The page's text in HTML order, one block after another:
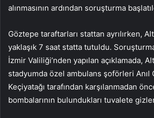
alınmasının ardından soruşturma
Göztepe taraftarları stattan ayrılırken,
yaklaşık 7 saat statta tutuldu.
İzmir Valiliği’nden yapılan açıklamada,
stadyumda özel ambulans şoförleri Anıl
Keçiyatağı tarafından karşılanmadan
bombalarının bulundukları tuvalete